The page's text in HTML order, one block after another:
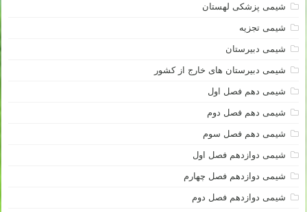
شیمی پزشکی لهستان
شیمی تجزیه
شیمی دبیرستان
شیمی دبیرستان های خارج از کشور
شیمی دهم فصل اول
شیمی دهم فصل دوم
شیمی دهم فصل سوم
شیمی دوازدهم فصل اول
شیمی دوازدهم فصل چهارم
شیمی دوازدهم فصل دوم